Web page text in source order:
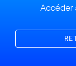
Accéder